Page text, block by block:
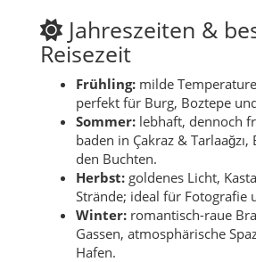
Jahreszeiten &
Reisezeit
Frühling: milde
perfekt für Burg, Boztepe
Sommer: lebhaft, dennoch
baden in Çakraz &
den Buchten.
Herbst: goldenes Licht,
Strände; ideal für Fotografie
Winter: romantisch-raue
Gassen, atmosphärische
Hafen.